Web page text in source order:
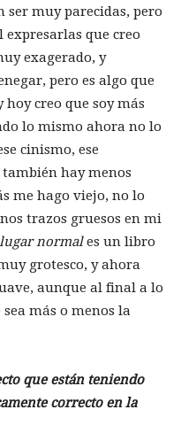
ser muy parecidas, pero
que creo
exagerado, y
pero es algo que
hoy creo que soy más
lo mismo ahora no lo
cinismo, ese
hay menos
me hago viejo, no lo
trazos gruesos en mi
normales un libro
grotesco, y ahora
aunque al final a lo
más o menos la
que están teniendo
correcto en la